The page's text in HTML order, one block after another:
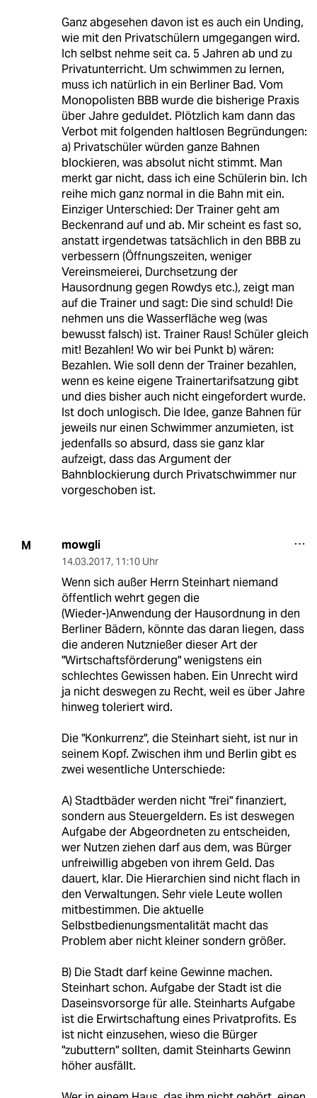
Ganz abgesehen davon ist es auch ein Unding,
wie mit den Privatschülern umgegangen wird.
Ich selbst nehme seit ca. 5 Jahren ab und zu
Privatunterricht. Um schwimmen zu lernen,
muss ich natürlich in ein Berliner Bad. Vom
Monopolisten BBB wurde die bisherige Praxis
über Jahre geduldet. Plötzlich kam dann das
Verbot mit folgenden haltlosen Begründungen:
a) Privatschüler würden ganze Bahnen
blockieren, was absolut nicht stimmt. Man
merkt gar nicht, dass ich eine Schülerin bin. Ich
reihe mich ganz normal in die Bahn mit ein.
Einziger Unterschied: Der Trainer geht am
Beckenrand auf und ab. Mir scheint es fast so,
anstatt irgendetwas tatsächlich in den BBB zu
verbessern (Öffnungszeiten, weniger
Vereinsmeierei, Durchsetzung der
Hausordnung gegen Rowdys etc.), zeigt man
auf die Trainer und sagt: Die sind schuld! Die
nehmen uns die Wasserfläche weg (was
bewusst falsch) ist. Trainer Raus! Schüler gleich
mit! Bezahlen! Wo wir bei Punkt b) wären:
Bezahlen. Wie soll denn der Trainer bezahlen,
wenn es keine eigene Trainertarifsatzung gibt
und dies bisher auch nicht eingefordert wurde.
Ist doch unlogisch. Die Idee, ganze Bahnen für
jeweils nur einen Schwimmer anzumieten, ist
jedenfalls so absurd, dass sie ganz klar
aufzeigt, dass das Argument der
Bahnblockierung durch Privatschwimmer nur
vorgeschoben ist.
M mowgli
14.03.2017, 11:10 Uhr
Wenn sich außer Herrn Steinhart niemand
öffentlich wehrt gegen die
(Wieder-)Anwendung der Hausordnung in den
Berliner Bädern, könnte das daran liegen, dass
die anderen Nutznießer dieser Art der
"Wirtschaftsförderung" wenigstens ein
schlechtes Gewissen haben. Ein Unrecht wird
ja nicht deswegen zu Recht, weil es über Jahre
hinweg toleriert wird.
Die "Konkurrenz", die Steinhart sieht, ist nur in
seinem Kopf. Zwischen ihm und Berlin gibt es
zwei wesentliche Unterschiede:
A) Stadtbäder werden nicht "frei" finanziert,
sondern aus Steuergeldern. Es ist deswegen
Aufgabe der Abgeordneten zu entscheiden,
wer Nutzen ziehen darf aus dem, was Bürger
unfreiwillig abgeben von ihrem Geld. Das
dauert, klar. Die Hierarchien sind nicht flach in
den Verwaltungen. Sehr viele Leute wollen
mitbestimmen. Die aktuelle
Selbstbedienungsmentalität macht das
Problem aber nicht kleiner sondern größer.
B) Die Stadt darf keine Gewinne machen.
Steinhart schon. Aufgabe der Stadt ist die
Daseinsvorsorge für alle. Steinharts Aufgabe
ist die Erwirtschaftung eines Privatprofits. Es
ist nicht einzusehen, wieso die Bürger
"zubuttern" sollten, damit Steinharts Gewinn
höher ausfällt.